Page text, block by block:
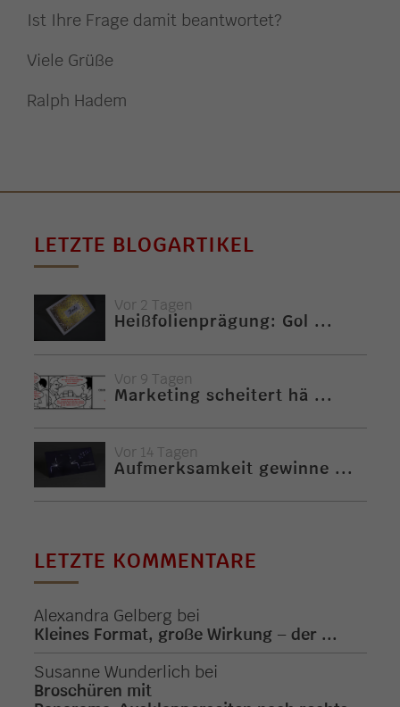
Ist Ihre Frage damit beantwortet?
Viele Grüße
Ralph Hadem
LETZTE BLOGARTIKEL
Vor 2 Tagen
Heißfolienprägung: Gol ...
Vor 9 Tagen
Marketing scheitert hä ...
Vor 14 Tagen
Aufmerksamkeit gewinne ...
LETZTE KOMMENTARE
Alexandra Gelberg bei
Kleines Format, große Wirkung – der ...
Susanne Wunderlich bei
Broschüren mit